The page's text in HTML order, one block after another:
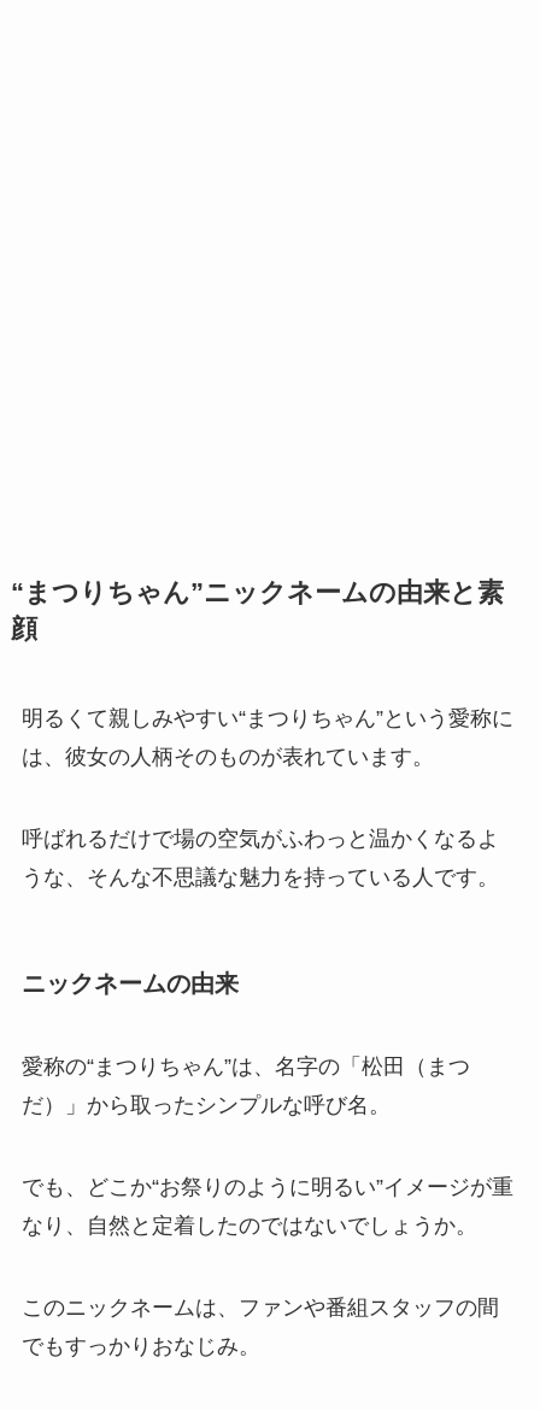
“まつりちゃん”ニックネームの由来と素
顔
明るくて親しみやすい“まつりちゃん”という愛称に
は、彼女の人柄そのものが表れています。
呼ばれるだけで場の空気がふわっと温かくなるよ
うな、そんな不思議な魅力を持っている人です。
ニックネームの由来
愛称の“まつりちゃん”は、名字の「松田（まつ
だ）」から取ったシンプルな呼び名。
でも、どこか“お祭りのように明るい”イメージが重
なり、自然と定着したのではないでしょうか。
このニックネームは、ファンや番組スタッフの間
でもすっかりおなじみ。